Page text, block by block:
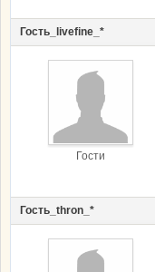
Гость_livefine_*
Гости
Гость_thron_*